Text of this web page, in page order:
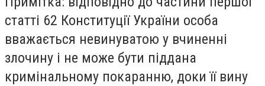
статті 62 Конституції України особа
вважається невинуватою у вчиненні
злочину і не може бути піддана
кримінальному покаранню, доки її вину